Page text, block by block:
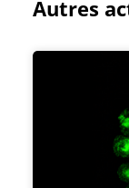
Autres